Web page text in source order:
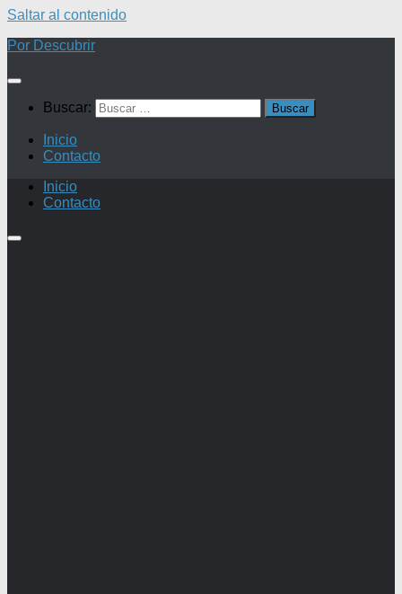
Saltar al contenido
Por Descubrir
Buscar:
Inicio
Contacto
Inicio
Contacto